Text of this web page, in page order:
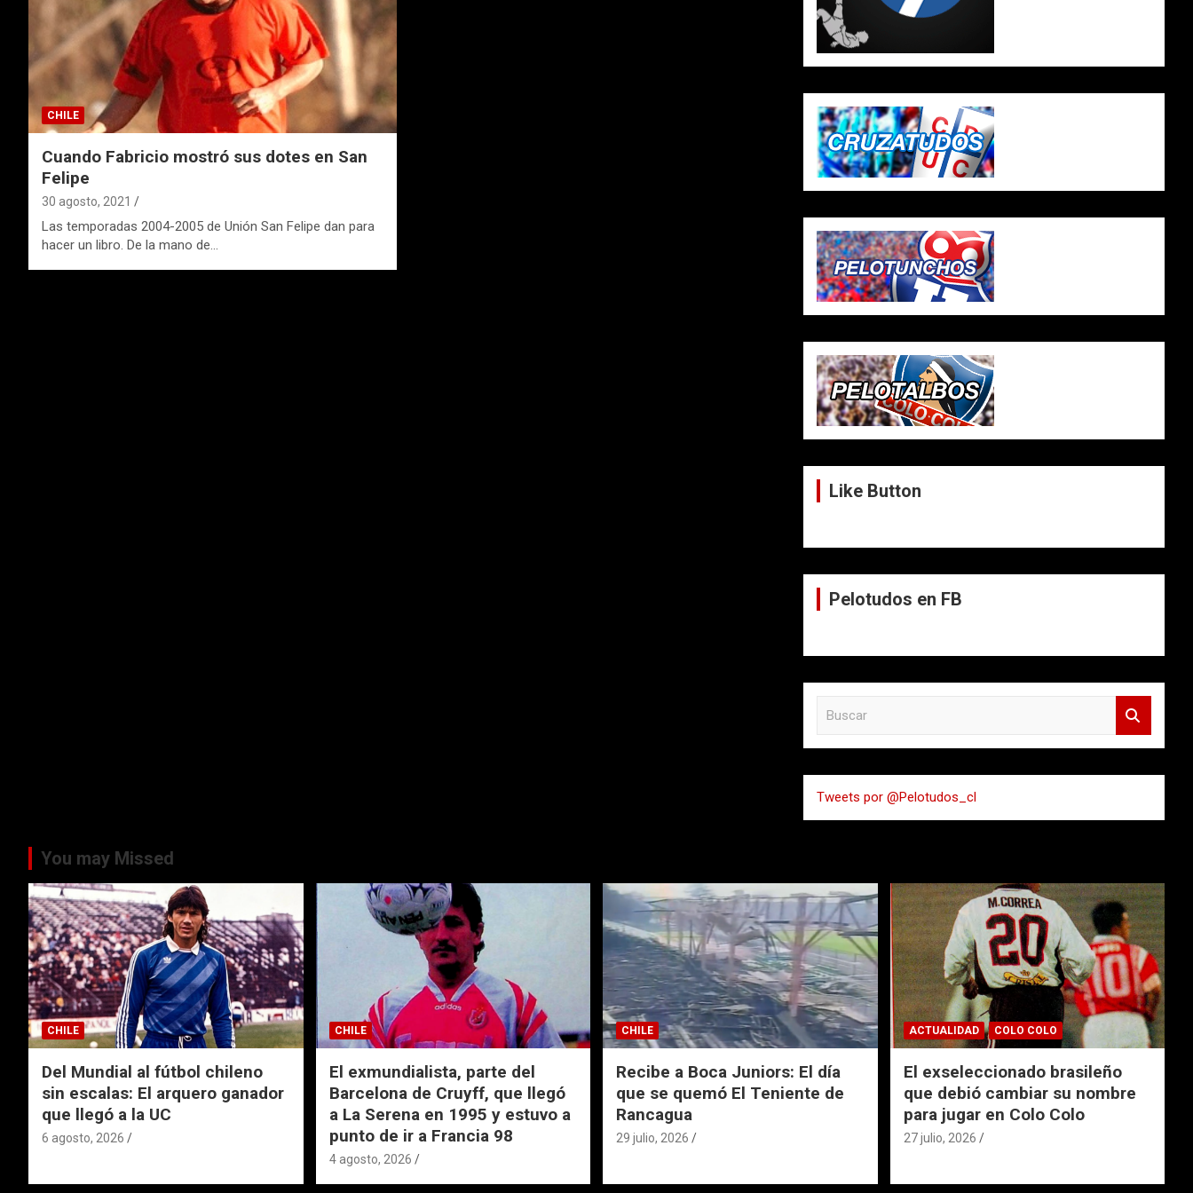
CHILE
Cuando Fabricio mostró sus dotes en San
Felipe
30 agosto, 2021
Las temporadas 2004-2005 de Unión San Felipe dan para
hacer un libro. De la mano de…
Like Button
Pelotudos en FB
a
r
Tweets por @Pelotudos_cl
You may Missed
CHILE
Del Mundial al fútbol chileno
sin escalas: El arquero ganador
que llegó a la UC
6 agosto, 2026
CHILE
El exmundialista, parte del
Barcelona de Cruyff, que llegó
a La Serena en 1995 y estuvo a
punto de ir a Francia 98
4 agosto, 2026
CHILE
Recibe a Boca Juniors: El día
que se quemó El Teniente de
Rancagua
29 julio, 2026
ACTUALIDAD COLO COLO
El exseleccionado brasileño
que debió cambiar su nombre
para jugar en Colo Colo
27 julio, 2026